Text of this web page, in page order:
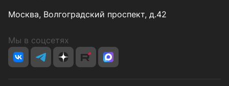
Москва, Волгоградский проспект, д.42
Мы в соцсетях